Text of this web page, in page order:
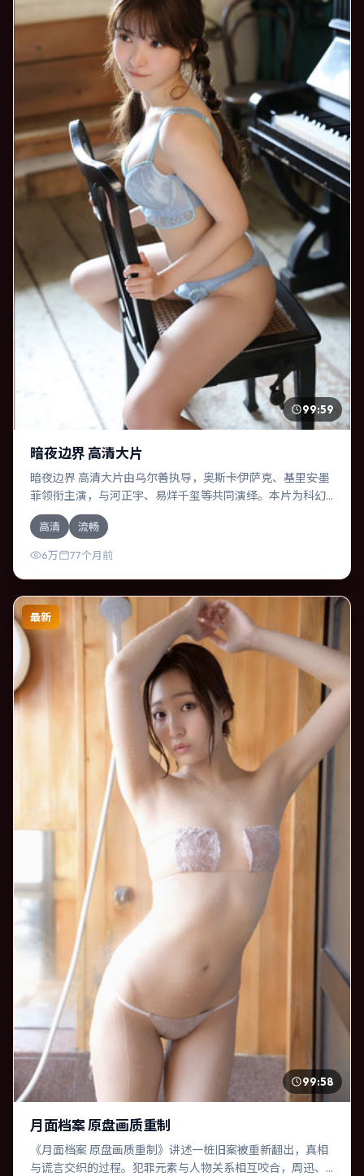
99:59
暗夜边界 高清大片
暗夜边界 高清大片由乌尔善执导，奥斯卡·伊萨克、基里安·墨
菲领衔主演，与河正宇、易烊千玺等共同演绎。本片为科幻
类型，主要班底与取景来自印度。人工智能介入司法审判，
人性边界遭遇拷问。影片整体气质克制，节奏紧凑，人物动
机清晰，适合喜欢强情节与细腻表演的观众。
高清 流畅
6万 77个月前
最新
99:58
月面档案 原盘画质重制
《月面档案 原盘画质重制》讲述一桩旧案被重新翻出，真相
与谎言交织的过程。犯罪元素与人物关系相互咬合，周迅、